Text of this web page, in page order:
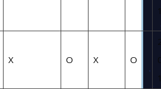
X O X O